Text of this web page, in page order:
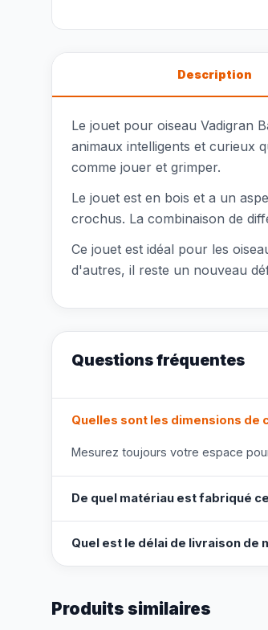
Description
Le jouet pour oiseau Vadigran
animaux intelligents et curieux
comme jouer et grimper.
Le jouet est en bois et a un
crochus. La combinaison de
Ce jouet est idéal pour les
d'autres, il reste un nouveau
Questions fréquentes
Quelles sont les dimensions de
Mesurez toujours votre espace
De quel matériau est fabriqué
Quel est le délai de livraison de
Produits similaires